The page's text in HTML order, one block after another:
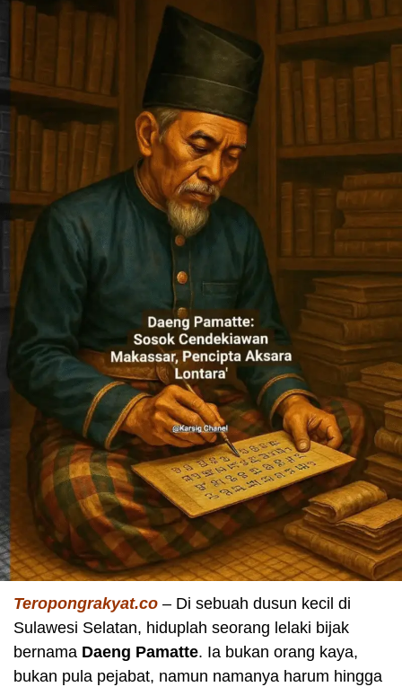
Teropongrakyat.co – Di sebuah dusun kecil di
Sulawesi Selatan, hiduplah seorang lelaki bijak
bernama Daeng Pamatte. Ia bukan orang kaya,
bukan pula pejabat, namun namanya harum hingga